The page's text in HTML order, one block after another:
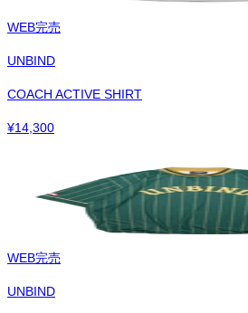
WEB完売
UNBIND
COACH ACTIVE SHIRT
¥14,300
WEB完売
UNBIND